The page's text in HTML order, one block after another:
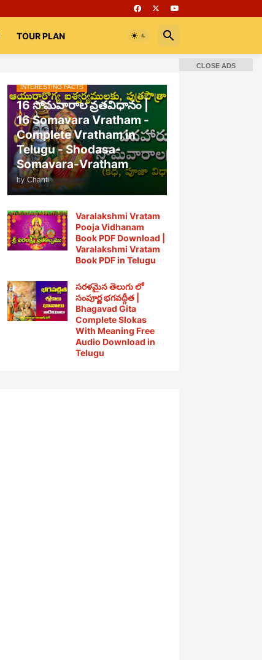
TOUR PLAN
📚 Books Rooms భగవద్గీత
INTERESTING FACTS
16 సోమవారాల వ్రతవిధానం |
16 Somavara Vratham -
Complete Vratham in
Telugu - Shodasa-
Somavara-Vratham
by Chanti
Varalakshmi Vratam
Pooja Vidhanam
Book PDF Download |
Varalakshmi Vratam
Book PDF in Telugu
సరళమైన తెలుగు లో
సంపూర్ణ భగవద్గీత |
Bhagavad Gita
Complete Slokas
With Meaning Free
Audio Download in
Telugu
CLOSE ADS